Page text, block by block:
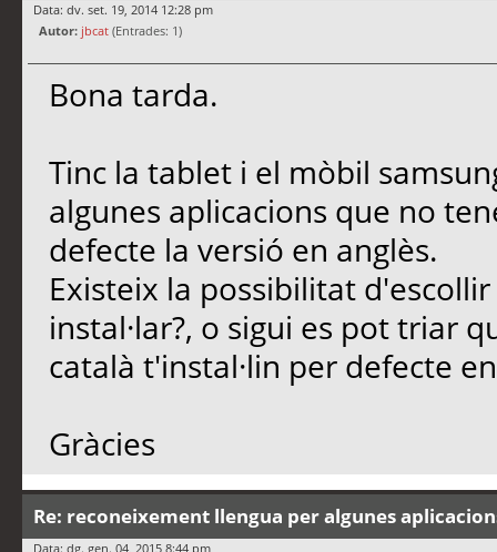
Data: dv. set. 19, 2014 12:28 pm
Autor: jbcat (Entrades: 1)
Bona tarda.
Tinc la tablet i el mòbil
algunes aplicacions que no
defecte la versió en anglès.
Existeix la possibilitat
instal·lar?, o sigui es pot triar
català t'instal·lin per defecte
Gràcies
Re: reconeixement llengua per algunes
Data: dg. gen. 04, 2015 8:44 pm